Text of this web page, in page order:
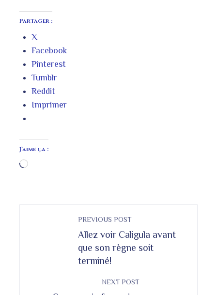
Partager :
X
Facebook
Pinterest
Tumblr
Reddit
Imprimer
J’aime ça :
Chargement…
PREVIOUS POST
Allez voir Caligula avant
que son règne soit
terminé!
NEXT POST